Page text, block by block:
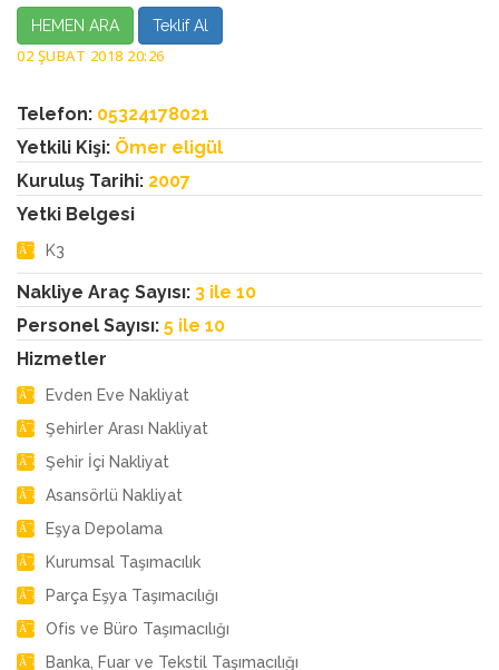
HEMEN ARA Teklif Al
02 ŞUBAT 2018 20:26
Telefon: 05324178021
Yetkili Kişi: Ömer eligül
Kuruluş Tarihi: 2007
Yetki Belgesi
K3
Nakliye Araç Sayısı: 3 ile 10
Personel Sayısı: 5 ile 10
Hizmetler
Evden Eve Nakliyat
Şehirler Arası Nakliyat
Şehir İçi Nakliyat
Asansörlü Nakliyat
Eşya Depolama
Kurumsal Taşımacılık
Parça Eşya Taşımacılığı
Ofis ve Büro Taşımacılığı
Banka, Fuar ve Tekstil Taşımacılığı